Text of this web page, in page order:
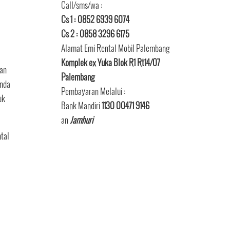
Call/sms/wa :
Cs 1 : 0852 6939 6074
Cs 2 : 0858 3296 6175
Alamat Emi Rental Mobil Palembang
Komplek ex Yuka Blok R1 Rt14/07
Palembang
Pembayaran Melalui :
Bank Mandiri1130 00471 9146
anJamhuri